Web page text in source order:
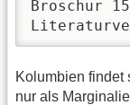
Broschur
Kolumbien findet
nur als